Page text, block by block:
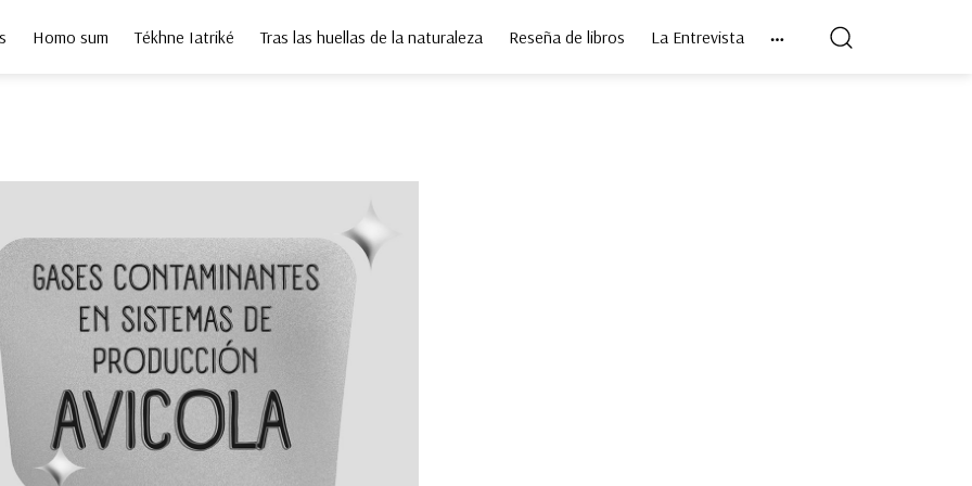
Homo sum Tékhne Iatriké Tras las huellas de la naturaleza Reseña de libros La Entrevista